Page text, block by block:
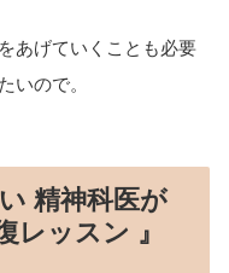
あげていくことも必要
いので。
精神科医が
レッスン 』